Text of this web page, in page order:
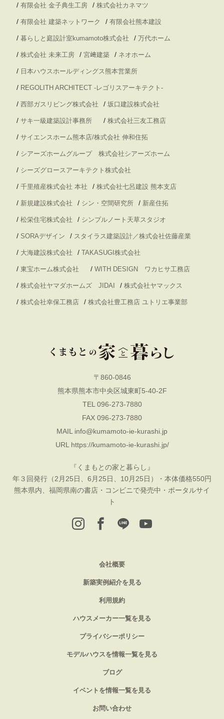
/ 有限会社 金子典生工房 / 株式会社カネマツ
/ 有限会社 建築ネットワーク / 有限会社熊本建設
/ 暮らしと庭設計室kumamoto株式会社 / 万代ホーム
/ 株式会社 未来工房 / 宮﨑建築 / ネオホーム
/ 日本ハウスホールディングス熊本営業所
/ REGOLITH ARCHITECT -レゴリスアーキテクト-
/ 西部ガスリビング株式会社 / 坂口建設株式会社
/ サキ一級建築設計事務所 / 株式会社三友工務店
/ サイエンスホーム熊本店/株式会社 伸和住拓
/ シアーズホームグループ 株式会社シアーズホーム
/ シーズグロースアーキテクト株式会社
/ 千里殖産株式会社 本社 / 株式会社七呂建設 熊本支店
/ 新規建設株式会社 / シン・空間研究所 / 新産住拓
/ 松栄住宅株式会社 / シンプルノート天草スタジオ
/ SORAデザイン / スタイラス建築設計／株式会社佐藤産業
/ 大海建設株式会社 / TAKASUGI株式会社
/ 東宝ホーム株式会社 / WITH DESIGN ワカヒサ工務店
/ 株式会社ヤマダホームズ JIDAI / 株式会社ヤマックス
/ 株式会社幸保工務店 / 株式会社豊工務店 ユトリエ事業部
〒860-0846
熊本県熊本市中央区城東町5-40-2F
TEL 096-273-7880
FAX 096-273-7880
MAIL info@kumamoto-ie-kurashi.jp
URL https://kumamoto-ie-kurashi.jp/
『くまもとの家と暮らし』
年３回発行（2月25日、6月25日、10月25日）・本体価格550円
熊本県内、福岡県南の書店・コンビニで発売中・ポータルサイ
ト
会社概要
新築実例紹介を見る
利用規約
ハウスメーカー一覧を見る
プライバシーポリシー
モデルハウスを情報一覧を見る
ブログ
イベントを情報一覧を見る
お問い合わせ